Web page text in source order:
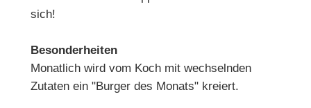
sich!
Besonderheiten
Monatlich wird vom Koch mit wechselnden
Zutaten ein "Burger des Monats" kreiert.